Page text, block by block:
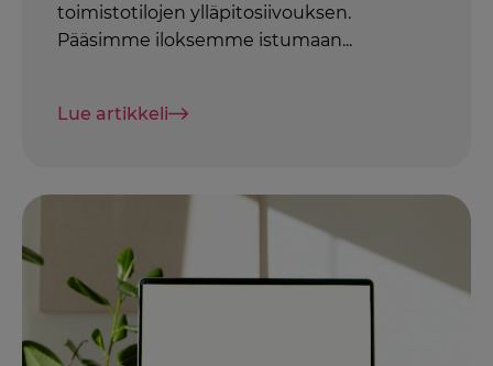
toimistotilojen ylläpitosiivouksen.
Pääsimme iloksemme istumaan...
Lue artikkeli